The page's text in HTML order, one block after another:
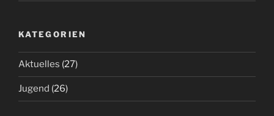
KATEGORIEN
Aktuelles (27)
Jugend (26)